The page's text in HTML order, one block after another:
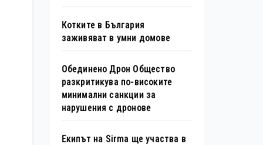
Котките в България
заживяват в умни домове
Обединено Дрон Общество
разкритикува по-високите
минимални санкции за
нарушения с дронове
Екипът на Sirma ще участва в